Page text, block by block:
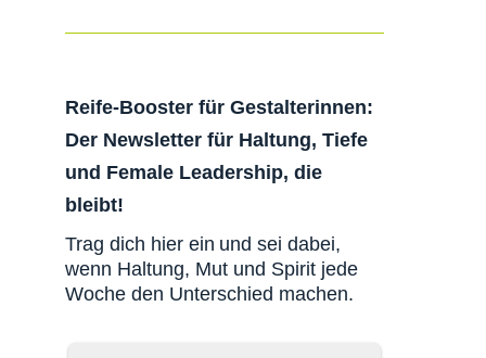
Reife-Booster für Gestalterinnen:
Der Newsletter für Haltung, Tiefe
und Female Leadership, die
bleibt!
Trag dich hier ein und sei dabei,
wenn Haltung, Mut und Spirit jede
Woche den Unterschied machen.